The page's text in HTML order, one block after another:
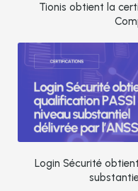
Tionis obtient la
Login Sécurité